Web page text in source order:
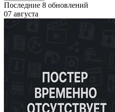
Последние 8 обновлений
07 августа